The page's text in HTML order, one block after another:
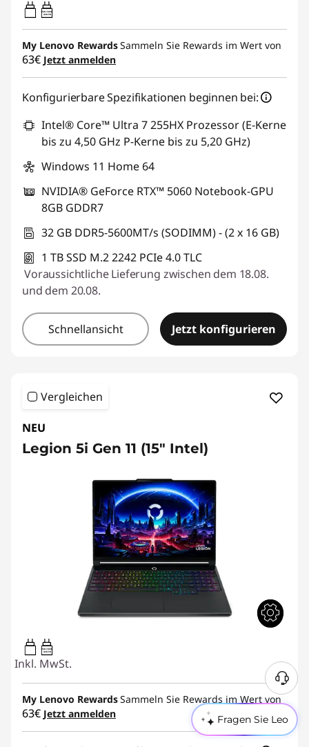
Fragen Sie Leo
95W-100W
USB PD
My Lenovo RewardsSammeln Sie Rewards im Wert von
63€ Jetzt anmelden
Konfigurierbare Spezifikationen beginnen bei:
Intel® Core™ Ultra 7 255HX Prozessor (E-Kerne
bis zu 4,50 GHz P-Kerne bis zu 5,20 GHz)
Windows 11 Home 64
NVIDIA® GeForce RTX™ 5060 Notebook-GPU
8GB GDDR7
32 GB DDR5-5600MT/s (SODIMM) - (2 x 16 GB)
1 TB SSD M.2 2242 PCIe 4.0 TLC
Voraussichtliche Lieferung zwischen dem 18.08.
und dem 20.08.
Schnellansicht Jetzt konfigurieren
Vergleichen
NEU
Legion 5i Gen 11 (15″ Intel)
65W-100W
USB PD
Inkl. MwSt.
My Lenovo RewardsSammeln Sie Rewards im Wert von
63€ Jetzt anmelden